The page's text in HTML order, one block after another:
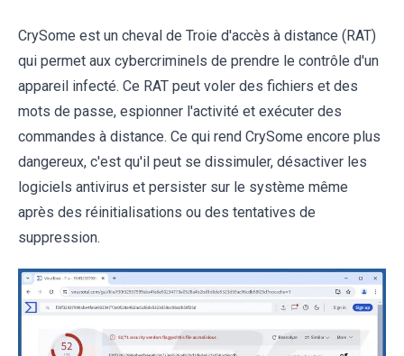
CrySome est un cheval de Troie d'accès à distance (RAT)
qui permet aux cybercriminels de prendre le contrôle d'un
appareil infecté. Ce RAT peut voler des fichiers et des
mots de passe, espionner l'activité et exécuter des
commandes à distance. Ce qui rend CrySome encore plus
dangereux, c'est qu'il peut se dissimuler, désactiver les
logiciels antivirus et persister sur le système même
après des réinitialisations ou des tentatives de
suppression.